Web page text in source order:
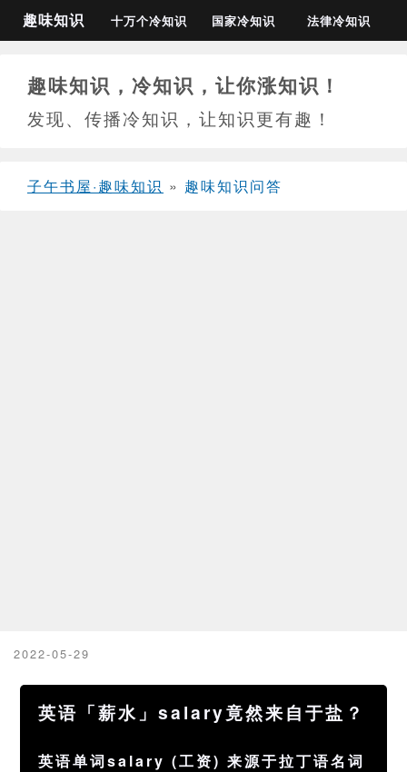
趣味知识 十万个冷知识 国家冷知识 法律冷知识
趣味知识，冷知识，让你涨知识！
发现、传播冷知识，让知识更有趣！
子午书屋·趣味知识 » 趣味知识问答
2022-05-29
英语「薪水」salary竟然来自于盐？
英语单词salary (工资) 来源于拉丁语名词